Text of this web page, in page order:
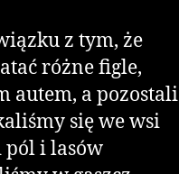
z tym, że
różne figle,
autem, a pozostali
się we wsi
pól i lasów